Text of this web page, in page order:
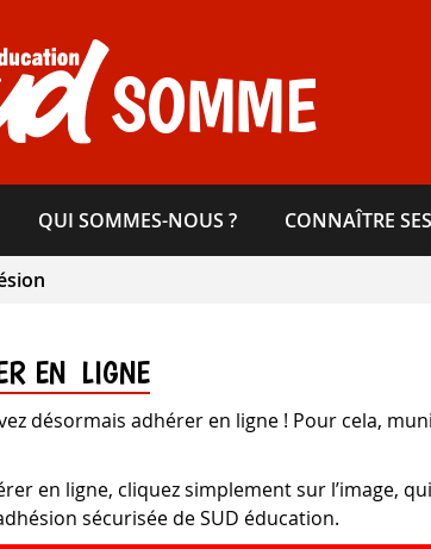
SOMME
QUI SOMMES-​NOUS ? CONNAÎTRE
EN LIGNE
désor­mais adhé­rer en ligne ! Pour cela,
en ligne, cli­quez sim­ple­ment sur l’i­mage,
sécu­ri­sée de SUD éducation.